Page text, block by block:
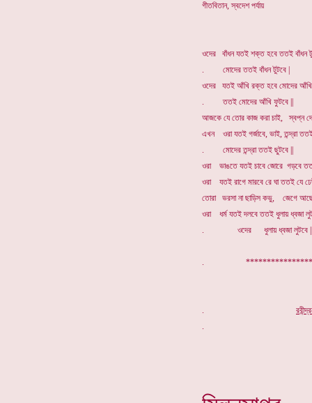
গীতবিতান, স্বদেশ পর্যায়
ওদের বাঁধন যতই শক্ত হবে ততই বাঁধন
. মোদের ততই বাঁধন টুটবে |
ওদের যতই আঁখি রক্ত হবে মোদের
. ততই মোদের আঁখি ফুটবে ||
আজকে যে তোর কাজ করা চাই, স্বপ্ন
এখন ওরা যতই গর্জাবে, ভাই, তন্দ্রা
. মোদের তন্দ্রা ততই ছুটবে ||
ওরা ভাঙতে যতই চাবে জোরে গড়বে
ওরা যতই রাগে মারবে রে ঘা ততই যে
তোরা ভরসা না ছাড়িস কভু, জেগে
ওরা ধর্ম যতই দলবে ততই ধুলায় ধ্বজা
. ওদের ধুলায় ধ্বজা লুটবে ||
.
. র
.